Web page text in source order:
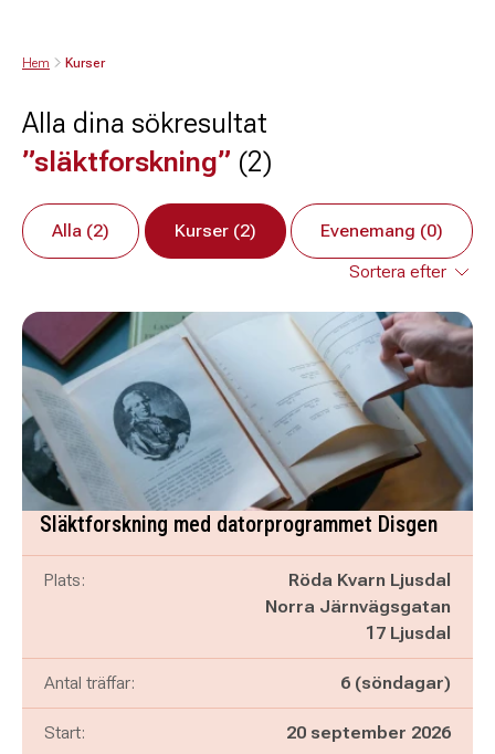
Hem Kurser
Alla dina sökresultat
”släktforskning” (2)
Alla (2) Kurser (2) Evenemang (0)
Släktforskning med datorprogrammet Disgen
Plats:
Röda Kvarn Ljusdal
Norra Järnvägsgatan
17 Ljusdal
Antal träffar: 6 (söndagar)
Start: 20 september 2026